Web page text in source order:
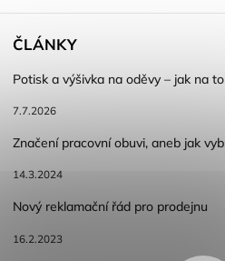
ČLÁNKY
Potisk a výšivka na oděvy – jak na
7.7.2026
Značení pracovní obuvi, aneb jak
14.3.2024
Nový reklamační řád pro prodejnu
16.2.2023